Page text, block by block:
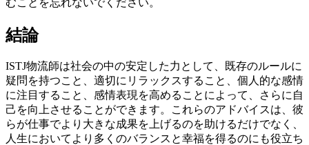
結論
ISTJ物流師は社会の中の安定した力として、既存のルールに
疑問を持つこと、適切にリラックスすること、個人的な感情
に注目すること、感情表現を高めることによって、さらに自
己を向上させることができます。これらのアドバイスは、彼
らが仕事でより大きな成果を上げるのを助けるだけでなく、
人生においてより多くのバランスと幸福を得るのにも役立ち